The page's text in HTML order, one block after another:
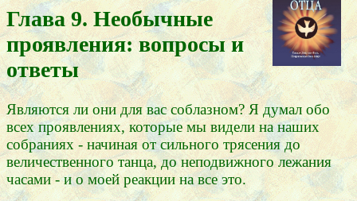
Глава 9. Необычные
проявления: вопросы и
ответы
Являются ли они для вас соблазном? Я думал обо
всех проявлениях, которые мы видели на наших
собраниях - начиная от сильного трясения до
величественного танца, до неподвижного лежания
часами - и о моей реакции на все это.